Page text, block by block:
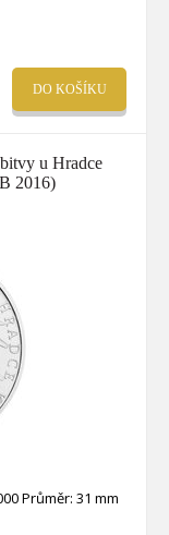
DO KOŠÍKU
u Hradce
2016)
Průměr: 31 mm